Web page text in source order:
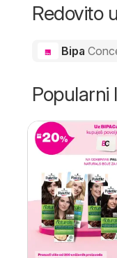
Redovito
Bipa
Popularni